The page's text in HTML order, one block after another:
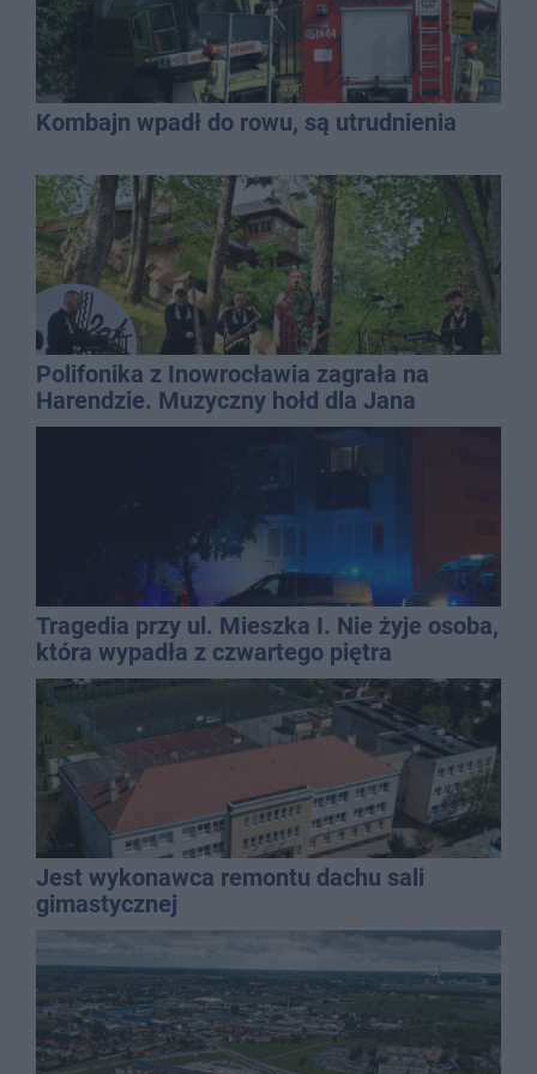
Kombajn wpadł do rowu, są utrudnienia
Polifonika z Inowrocławia zagrała na
Harendzie. Muzyczny hołd dla Jana
Kasprowicza
Tragedia przy ul. Mieszka I. Nie żyje osoba,
która wypadła z czwartego piętra
Jest wykonawca remontu dachu sali
gimastycznej